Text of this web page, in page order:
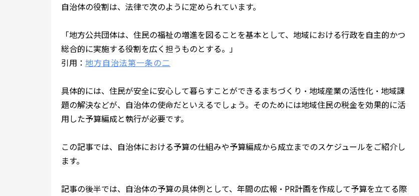
自治体の役割は、法律で次のように定められています。
「地方公共団体は、住民の福祉の増進を図ることを基本として、地域における行政を自主的かつ
総合的に実施する役割を広く担うものとする。」
引用： 地方自治法第一条の二
具体的には、住民が安全に安心して暮らすことができるまちづくり・地域産業の活性化・地域課
題の解決などが、自治体の使命だといえるでしょう。そのためには地域住民の税金を効果的に活
用した予算編成と執行が必要です。
この記事では、自治体における予算の仕組みや予算編成から成立までのスケジュールをご紹介し
ます。
記事の後半では、自治体の予算の具体例として、年間の広報・PR計画を作成して予算を立てる際